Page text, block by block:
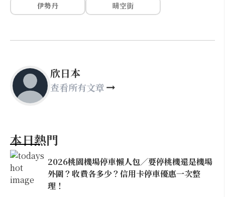
伊勢丹
晴空街
欣日本
查看所有文章
本日熱門
2026桃園機場停車懶人包／要停桃機還是機場
外圍？收費各多少？信用卡停車優惠一次整
理！